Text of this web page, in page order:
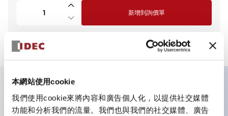
本網站使用cookie
我們使用cookie來將內容和廣告個人化，以提供社交媒體
功能和分析我們的流量。我們也與我們的社交媒體、廣告
新增到詢價單
主要特點